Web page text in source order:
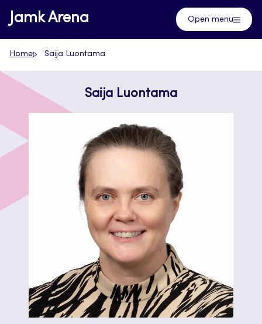
Skip
to
content
Jamk Arena Open menu
Home Saija Luontama
Saija Luontama